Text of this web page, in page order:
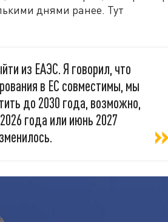
днями ранее. Тут
из ЕАЭС. Я говорил, что
в ЕС совместимы, мы
до 2030 года, возможно,
года или июнь 2027